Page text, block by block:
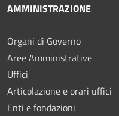
AMMINISTRAZIONE
Organi di Governo
Aree Amministrative
Uffici
Articolazione e orari uffici
Enti e fondazioni